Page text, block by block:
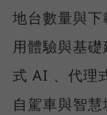
地台數量與
用體驗與基
式 AI 、代理
自駕車與智